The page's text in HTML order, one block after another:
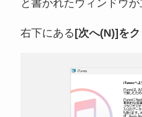
と書かれたウィンドウが
右下にある[次へ(N)]をク